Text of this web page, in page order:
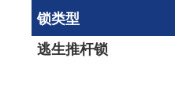
锁类型
逃生推杆锁